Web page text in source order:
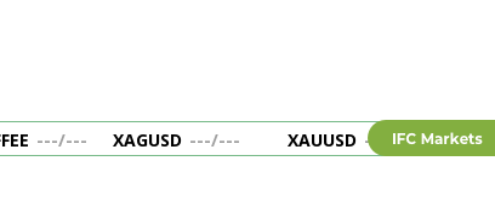
---/--- XAGUSD ---/--- XAUUSD --- ---